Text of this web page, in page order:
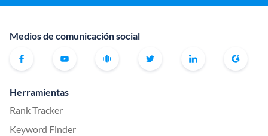
Medios de comunicación social
Herramientas
Rank Tracker
Keyword Finder